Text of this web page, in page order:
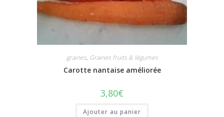
graines, Graines fruits & légumes
Carotte nantaise améliorée
3,80€
Ajouter au panier